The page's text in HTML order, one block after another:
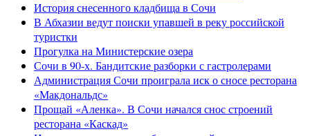
История снесенного кладбища в Сочи
В Абхазии ведут поиски упавшей в реку российской
туристки
Прогулка на Министерские озера
Сочи в 90-х. Бандитские разборки с гастролерами
Администрация Сочи проиграла иск о сносе ресторана
«Макдональдс»
Прощай «Аленка». В Сочи начался снос строений
ресторана «Каскад»